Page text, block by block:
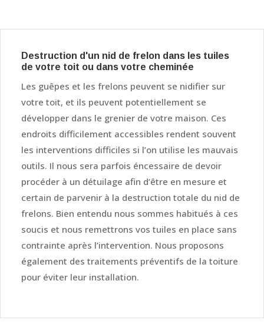
Destruction d'un nid de frelon dans les tuiles
de votre toit ou dans votre cheminée
Les guêpes et les frelons peuvent se nidifier sur
votre toit, et ils peuvent potentiellement se
développer dans le grenier de votre maison. Ces
endroits difficilement accessibles rendent souvent
les interventions difficiles si l’on utilise les mauvais
outils. Il nous sera parfois éncessaire de devoir
procéder à un détuilage afin d’être en mesure et
certain de parvenir à la destruction totale du nid de
frelons. Bien entendu nous sommes habitués à ces
soucis et nous remettrons vos tuiles en place sans
contrainte après l’intervention. Nous proposons
également des traitements préventifs de la toiture
pour éviter leur installation.